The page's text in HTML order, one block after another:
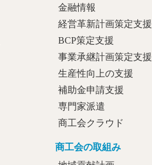
金融情報
経営革新計画策定支援
BCP策定支援
事業承継計画策定支援
生産性向上の支援
補助金申請支援
専門家派遣
商工会クラウド
商工会の取組み